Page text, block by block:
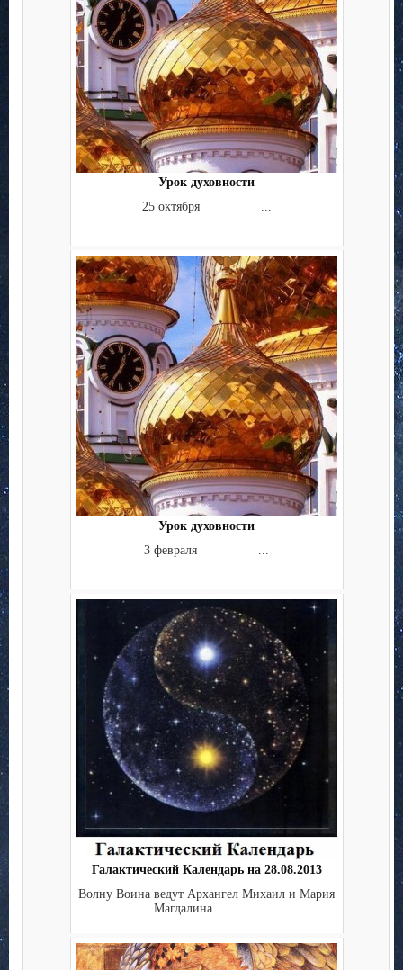
Урок духовности
25 октября ...
Урок духовности
3 февраля ...
Галактический Календарь на 28.08.2013
Волну Воина ведут Архангел Михаил и Мария
Магдалина. ...